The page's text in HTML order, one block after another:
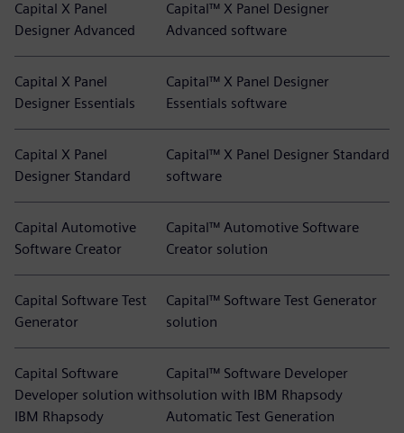
Capital X Panel
Designer Advanced
Capital™ X Panel Designer
Advanced software
Capital X Panel
Designer Essentials
Capital™ X Panel Designer
Essentials software
Capital X Panel
Designer Standard
Capital™ X Panel Designer Standard
software
Capital Automotive
Software Creator
Capital™ Automotive Software
Creator solution
Capital Software Test
Generator
Capital™ Software Test Generator
solution
Capital Software
Developer solution with
IBM Rhapsody
Capital™ Software Developer
solution with IBM Rhapsody
Automatic Test Generation